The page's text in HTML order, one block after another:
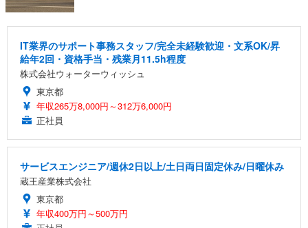
IT業界のサポート事務スタッフ/完全未経験歓迎・文系OK/昇
給年2回・資格手当・残業月11.5h程度
株式会社ウォーターウィッシュ
東京都
年収265万8,000円～312万6,000円
正社員
サービスエンジニア/週休2日以上/土日両日固定休み/日曜休み
蔵王産業株式会社
東京都
年収400万円～500万円